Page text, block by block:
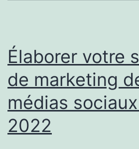
Élaborer votre
de marketing
médias
2022